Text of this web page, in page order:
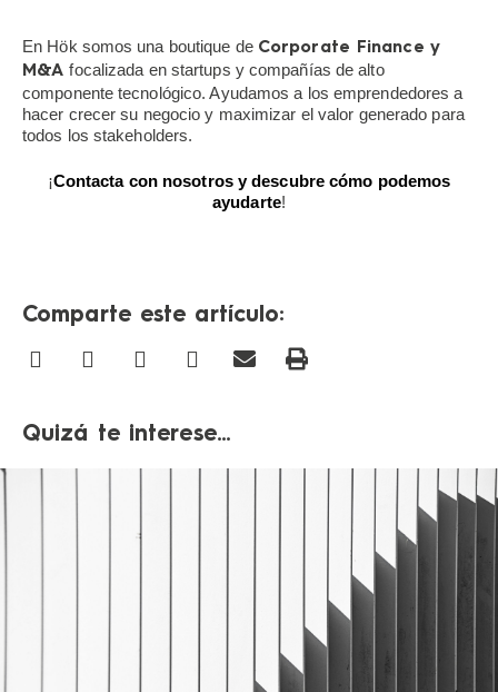
En Hök somos una boutique de Corporate Finance y
M&Afocalizada en startups y compañías de alto
componente tecnológico. Ayudamos a los emprendedores a
hacer crecer su negocio y maximizar el valor generado para
todos los stakeholders.
¡Contacta con nosotros y descubre cómo podemos
ayudarte!
Comparte este artículo:
Quizá te interese...